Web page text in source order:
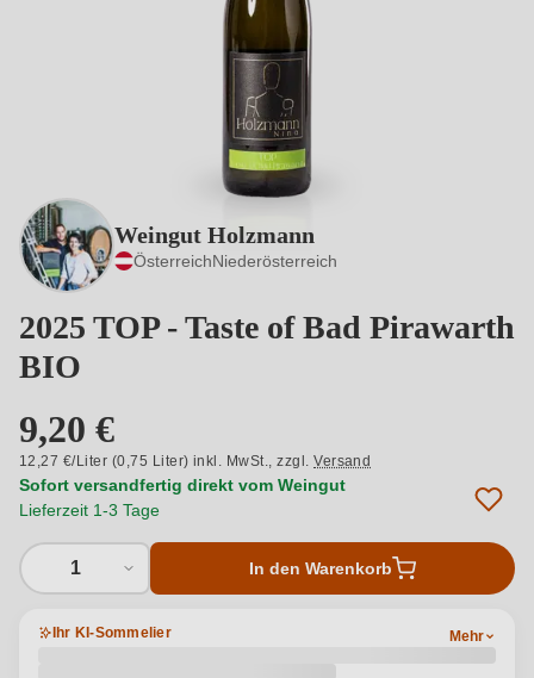
Weingut Holzmann
ÖsterreichNiederösterreich
2025 TOP - Taste of Bad Pirawarth
BIO
9,20 €
12,27 €/Liter (0,75 Liter) inkl. MwSt.,zzgl.Versand
Sofort versandfertig direkt vom Weingut
Lieferzeit 1-3 Tage
1 In den Warenkorb
Ihr KI-Sommelier Mehr